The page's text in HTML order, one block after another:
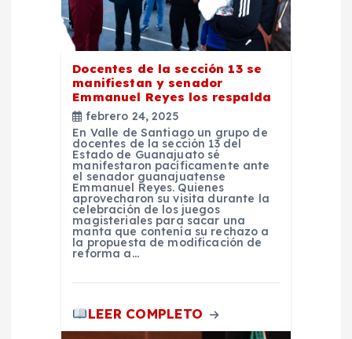
Docentes de la sección 13 se
manifiestan y senador
Emmanuel Reyes los respalda
febrero 24, 2025
En Valle de Santiago un grupo de
docentes de la sección 13 del
Estado de Guanajuato sé
manifestaron pacíficamente ante
el senador guanajuatense
Emmanuel Reyes. Quienes
aprovecharon su visita durante la
celebración de los juegos
magisteriales para sacar una
manta que contenía su rechazo a
la propuesta de modificación de
reforma a…
LEER COMPLETO